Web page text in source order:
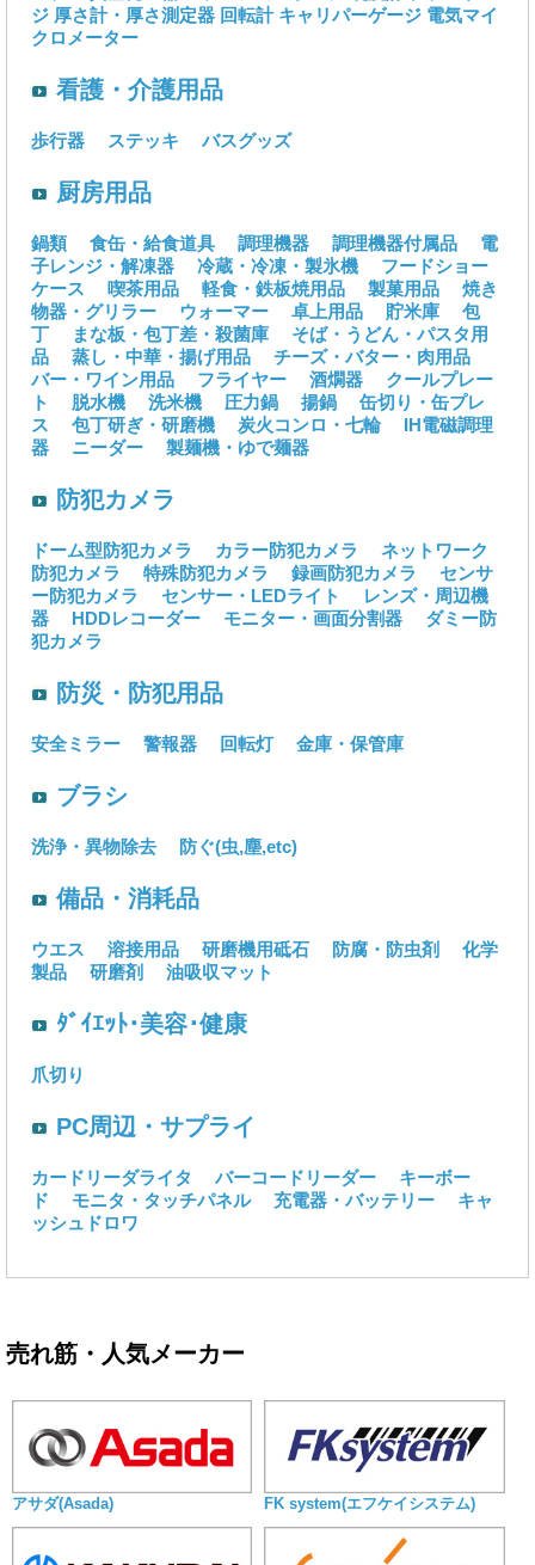
ジ 厚さ計・厚さ測定器 回転計 キャリパーゲージ 電気マイ
クロメーター
看護・介護用品
歩行器 ステッキ バスグッズ
厨房用品
鍋類 食缶・給食道具 調理機器 調理機器付属品
電
子レンジ・解凍器
冷蔵・冷凍・製氷機
フードショー
ケース
喫茶用品 軽食・鉄板焼用品 製菓用品
焼き
物器・グリラー
ウォーマー 卓上用品 貯米庫
包
丁
まな板・包丁差・殺菌庫
そば・うどん・パスタ用
品
蒸し・中華・揚げ用品
チーズ・バター・肉用品
バー・ワイン用品
フライヤー 酒燗器
クールプレー
ト
脱水機 洗米機 圧力鍋 揚鍋
缶切り・缶プレ
ス
包丁研ぎ・研磨機 炭火コンロ・七輪
IH電磁調理
器
ニーダー 製麺機・ゆで麺器
防犯カメラ
ドーム型防犯カメラ カラー防犯カメラ
ネットワーク
防犯カメラ
特殊防犯カメラ 録画防犯カメラ
センサ
ー防犯カメラ
センサー・LEDライト
レンズ・周辺機
器
HDDレコーダー モニター・画面分割器
ダミー防
犯カメラ
防災・防犯用品
安全ミラー 警報器 回転灯 金庫・保管庫
ブラシ
洗浄・異物除去 防ぐ(虫,塵,etc)
備品・消耗品
ウエス 溶接用品 研磨機用砥石 防腐・防虫剤
化学
製品
研磨剤 油吸収マット
ﾀﾞｲｴｯﾄ･美容･健康
爪切り
PC周辺・サプライ
カードリーダライタ バーコードリーダー
キーボー
ド
モニタ・タッチパネル 充電器・バッテリー
キャ
ッシュドロワ
売れ筋・人気メーカー
アサダ(Asada) FK system(エフケイシステム)